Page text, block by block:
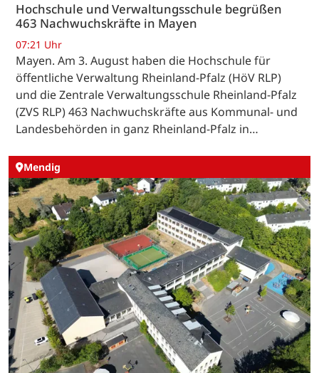
Hochschule und Verwaltungsschule begrüßen
463 Nachwuchskräfte in Mayen
07:21 Uhr
Mayen. Am 3. August haben die Hochschule für
öffentliche Verwaltung Rheinland-Pfalz (HöV RLP)
und die Zentrale Verwaltungsschule Rheinland-Pfalz
(ZVS RLP) 463 Nachwuchskräfte aus Kommunal- und
Landesbehörden in ganz Rheinland-Pfalz in…
Mendig